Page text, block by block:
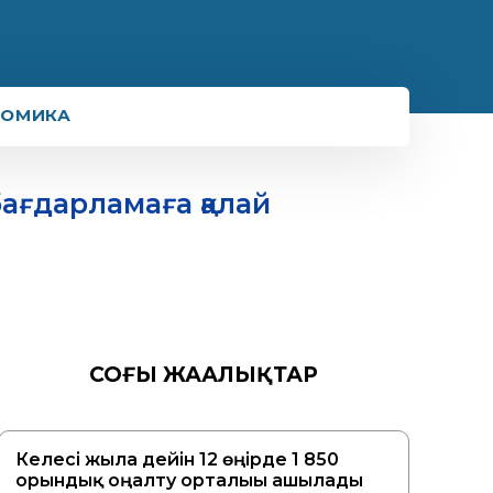
қалай
СОҢҒЫ ЖАҢАЛЫҚТАР
Келесі жылға дейін 12 өңірде 1 850
орындық оңалту орталығы ашылады